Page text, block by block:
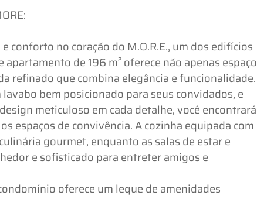
conforto no coração do M.O.R.E., um dos edifícios
apartamento de 196 m² oferece não apenas espaço
refinado que combina elegância e funcionalidade.
bem posicionado para seus convidados, e
meticuloso em cada detalhe, você encontrará
espaços de convivência. A cozinha equipada com
gourmet, enquanto as salas de estar e
e sofisticado para entreter amigos e
oferece um leque de amenidades